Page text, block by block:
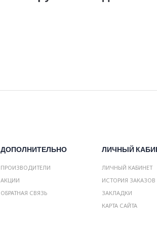
ДОПОЛНИТЕЛЬНО
ПРОИЗВОДИТЕЛИ
АКЦИИ
ОБРАТНАЯ СВЯЗЬ
ЛИЧНЫЙ
ЛИЧНЫЙ КАБИНЕТ
ИСТОРИЯ ЗАКАЗОВ
ЗАКЛАДКИ
КАРТА САЙТА